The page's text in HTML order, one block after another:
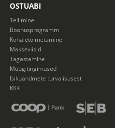
OSTUABI
Tellimine
Boonusprogramm
Kohaletoimetamine
Makseviisid
Tagastamine
Müügitingimused
Isikuandmete turvalisusest
KKK